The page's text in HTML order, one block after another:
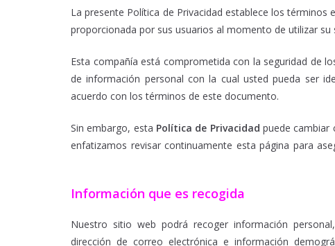
La presente Política de Privacidad establece los términos
proporcionada por sus usuarios al momento de utilizar su
Esta compañía está comprometida con la seguridad de
de información personal con la cual usted pueda ser
acuerdo con los términos de este documento.
Sin embargo, esta Política de Privacidad puede cambiar
enfatizamos revisar continuamente esta página para
Información que es recogida
Nuestro sitio web podrá recoger información
dirección de correo electrónica e información